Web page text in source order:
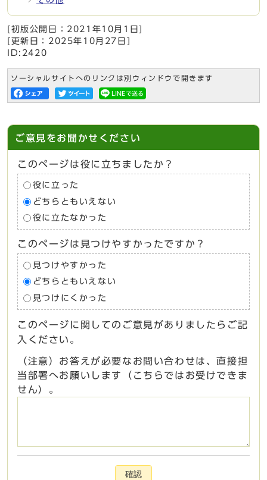
[初版公開日： 2021年10月1日
[更新日： 2025年10月27日
ID:2420
ソーシャルサイトへのリンクは別ウィンドウで開きます
ご意見をお聞かせください
このページは役に立ちましたか？
役に立った
どちらともいえない
役に立たなかった
このページは見つけやすかったですか？
見つけやすかった
どちらともいえない
見つけにくかった
このページに関してのご意見がありましたらご記
入ください。
（注意）お答えが必要なお問い合わせは、直接担
当部署へお願いします（こちらではお受けできま
せん）。
確認